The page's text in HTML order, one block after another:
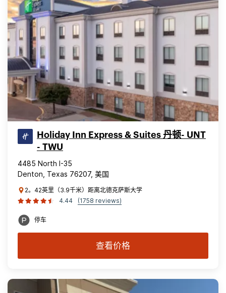
Holiday Inn Express & Suites 丹顿- UNT
- TWU
4485 North I-35
Denton, Texas 76207, 美国
2。42英里（3.9千米）距离北德克萨斯大学
4.44
(1758 reviews)
停车
查看价格